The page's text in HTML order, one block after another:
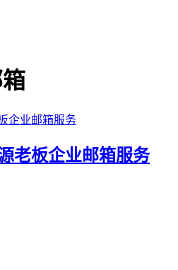
老板企业邮箱服务